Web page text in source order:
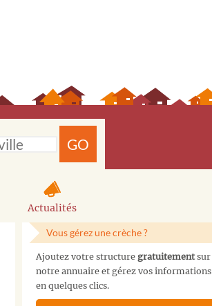
GO
Actualités
Vous gérez une crèche ?
Ajoutez votre structure gratuitementsur
notre annuaire et gérez vos informations
en quelques clics.